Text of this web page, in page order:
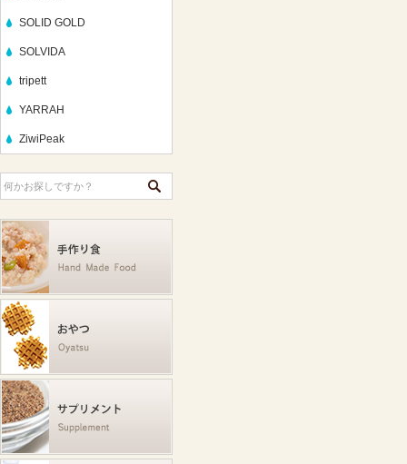
SOLID GOLD
SOLVIDA
tripett
YARRAH
ZiwiPeak